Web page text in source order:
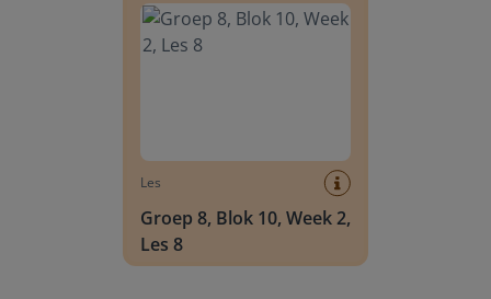
Les
Groep 8, Blok 10, Week 2,
Les 8